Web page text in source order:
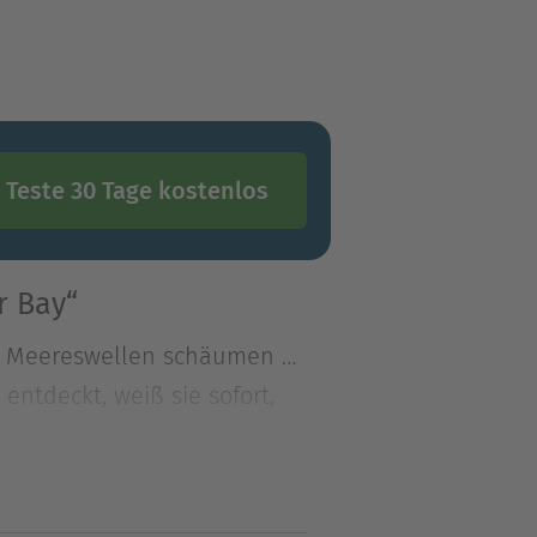
Teste 30 Tage kostenlos
Bay“
schäumen …
weiß sie sofort,
weiß sie sofort,